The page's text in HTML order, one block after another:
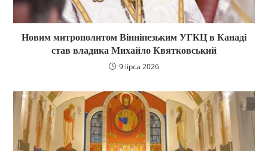
Новим митрополитом Вінніпезьким УГКЦ в Канаді
став владика Михайло Квятковський
9 lipca 2026